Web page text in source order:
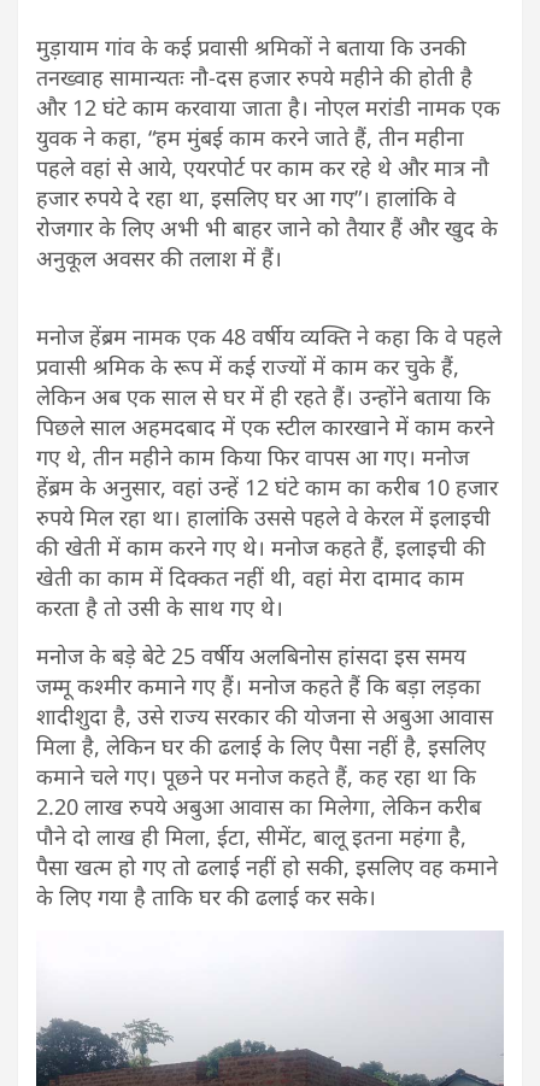
मुड़ायाम गांव के कई प्रवासी श्रमिकों ने बताया कि उनकी
तनख्वाह सामान्यतः नौ-दस हजार रुपये महीने की होती है
और 12 घंटे काम करवाया जाता है। नोएल मरांडी नामक एक
युवक ने कहा, “हम मुंबई काम करने जाते हैं, तीन महीना
पहले वहां से आये, एयरपोर्ट पर काम कर रहे थे और मात्र नौ
हजार रुपये दे रहा था, इसलिए घर आ गए”। हालांकि वे
रोजगार के लिए अभी भी बाहर जाने को तैयार हैं और खुद के
अनुकूल अवसर की तलाश में हैं।
मनोज हेंब्रम नामक एक 48 वर्षीय व्यक्ति ने कहा कि वे पहले
प्रवासी श्रमिक के रूप में कई राज्यों में काम कर चुके हैं,
लेकिन अब एक साल से घर में ही रहते हैं। उन्होंने बताया कि
पिछले साल अहमदबाद में एक स्टील कारखाने में काम करने
गए थे, तीन महीने काम किया फिर वापस आ गए। मनोज
हेंब्रम के अनुसार, वहां उन्हें 12 घंटे काम का करीब 10 हजार
रुपये मिल रहा था। हालांकि उससे पहले वे केरल में इलाइची
की खेती में काम करने गए थे। मनोज कहते हैं, इलाइची की
खेती का काम में दिक्कत नहीं थी, वहां मेरा दामाद काम
करता है तो उसी के साथ गए थे।
मनोज के बड़े बेटे 25 वर्षीय अलबिनोस हांसदा इस समय
जम्मू कश्मीर कमाने गए हैं। मनोज कहते हैं कि बड़ा लड़का
शादीशुदा है, उसे राज्य सरकार की योजना से अबुआ आवास
मिला है, लेकिन घर की ढलाई के लिए पैसा नहीं है, इसलिए
कमाने चले गए। पूछने पर मनोज कहते हैं, कह रहा था कि
2.20 लाख रुपये अबुआ आवास का मिलेगा, लेकिन करीब
पौने दो लाख ही मिला, ईटा, सीमेंट, बालू इतना महंगा है,
पैसा खत्म हो गए तो ढलाई नहीं हो सकी, इसलिए वह कमाने
के लिए गया है ताकि घर की ढलाई कर सके।